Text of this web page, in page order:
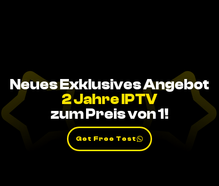
Neues Exklusives Angebot
2 Jahre IPTV
zum Preis von 1!
Get Free Test